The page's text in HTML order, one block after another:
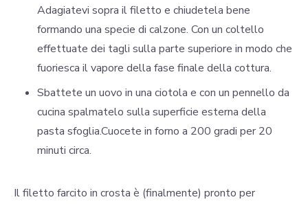
Adagiatevi sopra il filetto e chiudetela bene
formando una specie di calzone. Con un coltello
effettuate dei tagli sulla parte superiore in modo che
fuoriesca il vapore della fase finale della cottura.
Sbattete un uovo in una ciotola e con un pennello da
cucina spalmatelo sulla superficie esterna della
pasta sfoglia.Cuocete in forno a 200 gradi per 20
minuti circa.
Il filetto farcito in crosta è (finalmente) pronto per